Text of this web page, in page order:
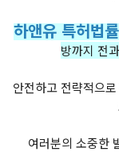
하앤유 특허법
방까지 전
안전하고 전략적으
여러분의 소중한